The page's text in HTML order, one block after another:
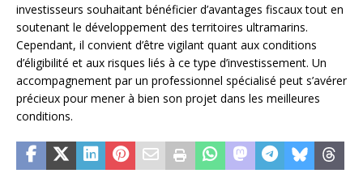
investisseurs souhaitant bénéficier d’avantages fiscaux tout en
soutenant le développement des territoires ultramarins.
Cependant, il convient d’être vigilant quant aux conditions
d’éligibilité et aux risques liés à ce type d’investissement. Un
accompagnement par un professionnel spécialisé peut s’avérer
précieux pour mener à bien son projet dans les meilleures
conditions.